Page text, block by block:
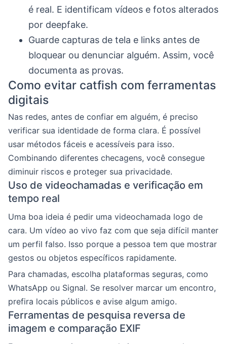
é real. E identificam vídeos e fotos alterados
por deepfake.
Guarde capturas de tela e links antes de
bloquear ou denunciar alguém. Assim, você
documenta as provas.
Como evitar catfish com ferramentas
digitais
Nas redes, antes de confiar em alguém, é preciso
verificar sua identidade de forma clara. É possível
usar métodos fáceis e acessíveis para isso.
Combinando diferentes checagens, você consegue
diminuir riscos e proteger sua privacidade.
Uso de videochamadas e verificação em
tempo real
Uma boa ideia é pedir uma videochamada logo de
cara. Um vídeo ao vivo faz com que seja difícil manter
um perfil falso. Isso porque a pessoa tem que mostrar
gestos ou objetos específicos rapidamente.
Para chamadas, escolha plataformas seguras, como
WhatsApp ou Signal. Se resolver marcar um encontro,
prefira locais públicos e avise algum amigo.
Ferramentas de pesquisa reversa de
imagem e comparação EXIF